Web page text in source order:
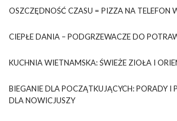
OSZCZĘDNOŚĆ CZASU = PIZZA NA TELEFON
CIEPŁE DANIA – PODGRZEWACZE DO
KUCHNIA WIETNAMSKA: ŚWIEŻE ZIOŁA I
BIEGANIE DLA POCZĄTKUJĄCYCH: PORADY I
DLA NOWICJUSZY